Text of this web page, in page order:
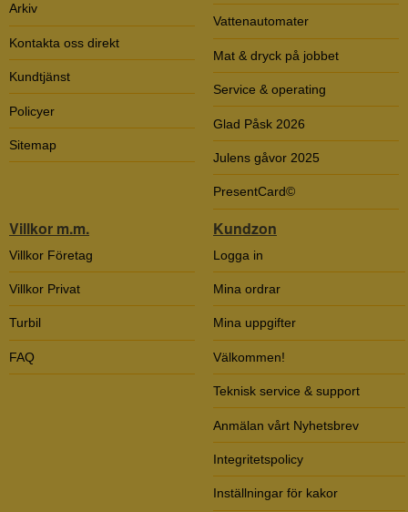
Arkiv
Kontakta oss direkt
Kundtjänst
Policyer
Sitemap
Vattenautomater
Mat & dryck på jobbet
Service & operating
Glad Påsk 2026
Julens gåvor 2025
PresentCard©
Villkor m.m.
Villkor Företag
Villkor Privat
Turbil
FAQ
Kundzon
Logga in
Mina ordrar
Mina uppgifter
Välkommen!
Teknisk service & support
Anmälan vårt Nyhetsbrev
Integritetspolicy
Inställningar för kakor